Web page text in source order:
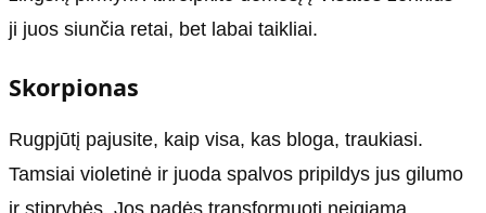
ji juos siunčia retai, bet labai taikliai.
Skorpionas
Rugpjūtį pajusite, kaip visa, kas bloga, traukiasi.
Tamsiai violetinė ir juoda spalvos pripildys jus gilumo